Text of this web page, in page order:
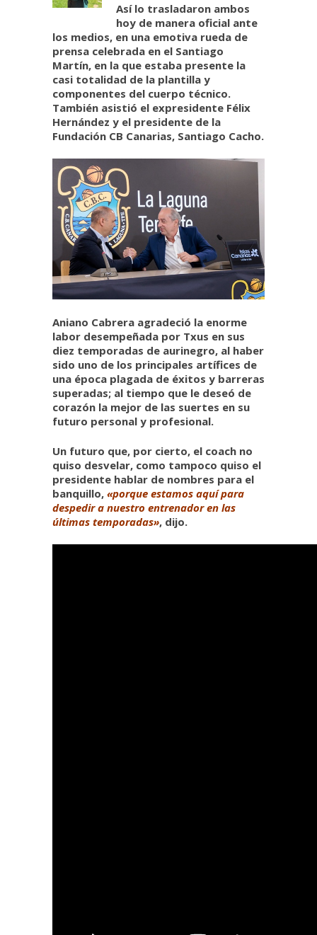
Así lo trasladaron ambos
hoy de manera oficial ante
los medios, en una emotiva rueda de
prensa celebrada en el Santiago
Martín, en la que estaba presente la
casi totalidad de la plantilla y
componentes del cuerpo técnico.
También asistió el expresidente Félix
Hernández y el presidente de la
Fundación CB Canarias, Santiago Cacho.
Aniano Cabrera agradeció la enorme
labor desempeñada por Txus en sus
diez temporadas de aurinegro, al haber
sido uno de los principales artífices de
una época plagada de éxitos y barreras
superadas; al tiempo que le deseó de
corazón la mejor de las suertes en su
futuro personal y profesional.
Un futuro que, por cierto, el coach no
quiso desvelar, como tampoco quiso el
presidente hablar de nombres para el
banquillo, «porque estamos aquí para
despedir a nuestro entrenador en las
últimas temporadas», dijo.